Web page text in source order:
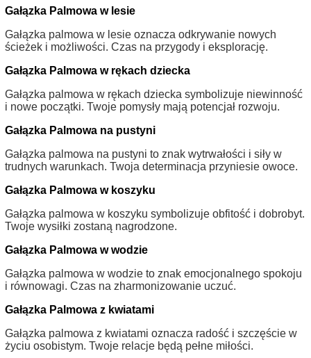
Gałązka Palmowa w lesie
Gałązka palmowa w lesie oznacza odkrywanie nowych
ścieżek i możliwości. Czas na przygody i eksplorację.
Gałązka Palmowa w rękach dziecka
Gałązka palmowa w rękach dziecka symbolizuje niewinność
i nowe początki. Twoje pomysły mają potencjał rozwoju.
Gałązka Palmowa na pustyni
Gałązka palmowa na pustyni to znak wytrwałości i siły w
trudnych warunkach. Twoja determinacja przyniesie owoce.
Gałązka Palmowa w koszyku
Gałązka palmowa w koszyku symbolizuje obfitość i dobrobyt.
Twoje wysiłki zostaną nagrodzone.
Gałązka Palmowa w wodzie
Gałązka palmowa w wodzie to znak emocjonalnego spokoju
i równowagi. Czas na zharmonizowanie uczuć.
Gałązka Palmowa z kwiatami
Gałązka palmowa z kwiatami oznacza radość i szczęście w
życiu osobistym. Twoje relacje będą pełne miłości.